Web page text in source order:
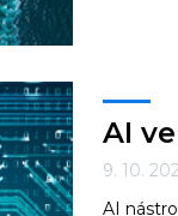
AI
9. 10.
AI